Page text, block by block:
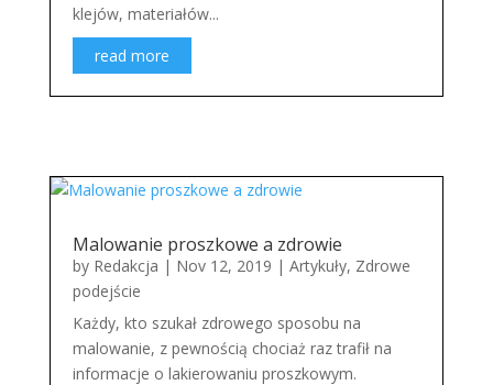
klejów, materiałów...
read more
Malowanie proszkowe a zdrowie
by Redakcja | Nov 12, 2019 | Artykuły, Zdrowe
podejście
Każdy, kto szukał zdrowego sposobu na
malowanie, z pewnością chociaż raz trafił na
informacje o lakierowaniu proszkowym.